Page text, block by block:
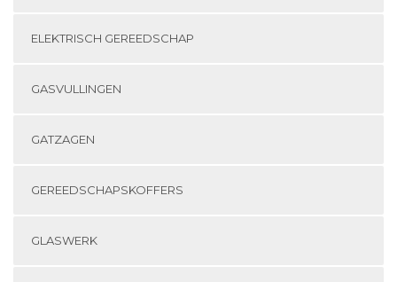
ELEKTRISCH GEREEDSCHAP
GASVULLINGEN
GATZAGEN
GEREEDSCHAPSKOFFERS
GLASWERK